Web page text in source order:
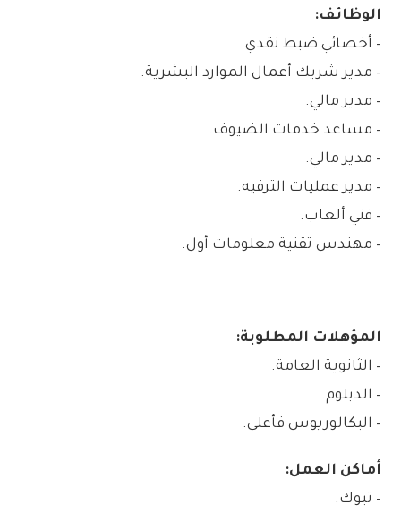
الوظائف:
– أخصائي ضبط نقدي.
– مدير شريك أعمال الموارد البشرية.
– مدير مالي.
– مساعد خدمات الضيوف.
– مدير مالي.
– مدير عمليات الترفيه.
– فني ألعاب.
– مهندس تقنية معلومات أول.
المؤهلات المطلوبة:
– الثانوية العامة.
– الدبلوم.
– البكالوريوس فأعلى.
أماكن العمل:
– تبوك.